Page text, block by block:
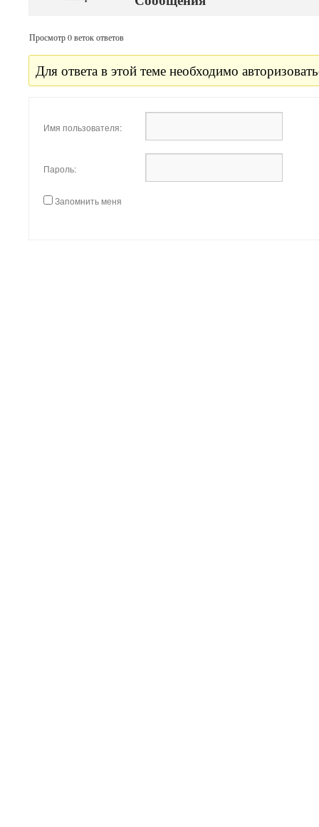
Просмотр 0 веток ответов
Для ответа в этой теме необходимо
Имя пользователя:
Пароль:
Запомнить меня